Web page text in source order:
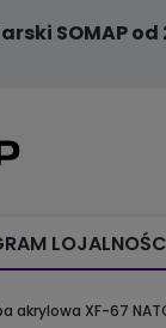
SOMAP od
akrylowa XF-67